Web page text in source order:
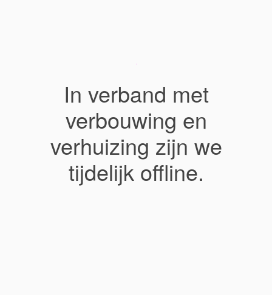
In verband met
verbouwing en
verhuizing zijn we
tijdelijk offline.